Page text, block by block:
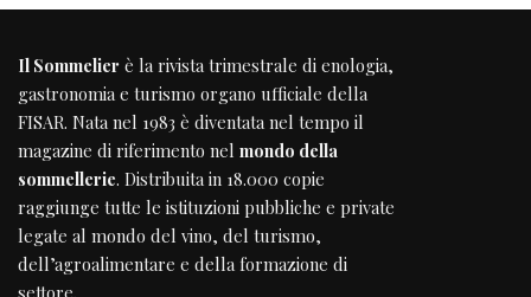
Il Sommelier è la rivista trimestrale di enologia,
gastronomia e turismo organo ufficiale della
FISAR. Nata nel 1983 è diventata nel tempo il
magazine di riferimento nel mondo della
sommellerie. Distribuita in 18.000 copie
raggiunge tutte le istituzioni pubbliche e private
legate al mondo del vino, del turismo,
dell’agroalimentare e della formazione di